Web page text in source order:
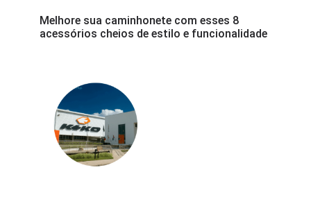
Melhore sua caminhonete com esses 8
acessórios cheios de estilo e funcionalidade